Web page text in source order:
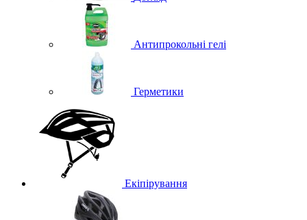
Антипрокольні гелі
Герметики
Екіпірування